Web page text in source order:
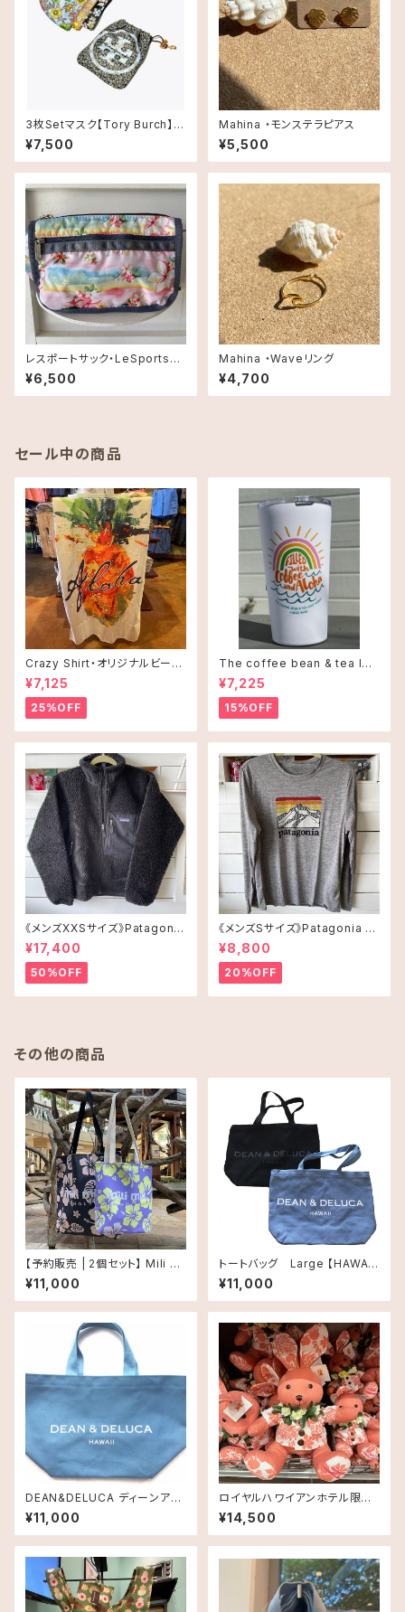
3枚Setマスク【Tory Burch】 ト
リーバーチ＜送料無料＞
¥7,500
Mahina ・モンステラピアス
¥5,500
レスポートサック・LeSportsa
c・ハワイ限定ポーチ・プルメリア
レインボー
¥6,500
Mahina ・Waveリング
¥4,700
セール中の商品
Crazy Shirt・オリジナルビーチ
タオル
¥7,125
25%OFF
The coffee bean & tea lea
f タンブラー 16oz(473ml)・C
offee and Alohaオレンジ
¥7,225
15%OFF
《メンズXXSサイズ》Patagonia
レトロX
¥17,400
50%OFF
《メンズSサイズ》Patagonia ロ
ングスリーブT-shirt
¥8,800
20%OFF
その他の商品
【予約販売 | 2個セット】 Mili Mi
li Day Tote（ミリミリ デイトー
ト）｜お得な2個セット
¥11,000
トートバッグ Large 【HAWAII
直輸入】《ハワイ限定》DEAN&D
ELUCA ディーンアンドデルーカ
ROYAL HAWAIIAN LIMITED
イアン限定 キャンバストート ト
ートバック・キャンバス地 LARG
E送料無料
¥11,000
DEAN&DELUCA ディーンアン
ドデルーカ ・ ROYAL HAWAIIA
N LIMITED CANVAS TOTE
キャンバストート スモールサイ
¥11,000
ロイヤルハワイアンホテル限定
アロハプリント・うさぎ大サイズ1
体
¥14,500